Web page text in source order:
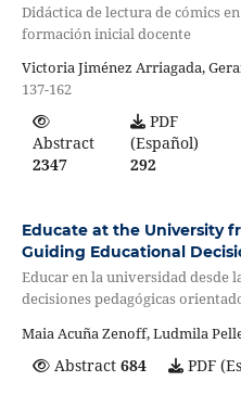
Didáctica de lectura de cómics
formación inicial docente
Victoria Jiménez Arriagada,
137-162
Abstract
2347
PDF
(Español)
292
Educate at the University
Guiding Educational
Educar en la universidad desde
decisiones pedagógicas
Maia Acuña Zenoff, Ludmila
Abstract 684 PDF